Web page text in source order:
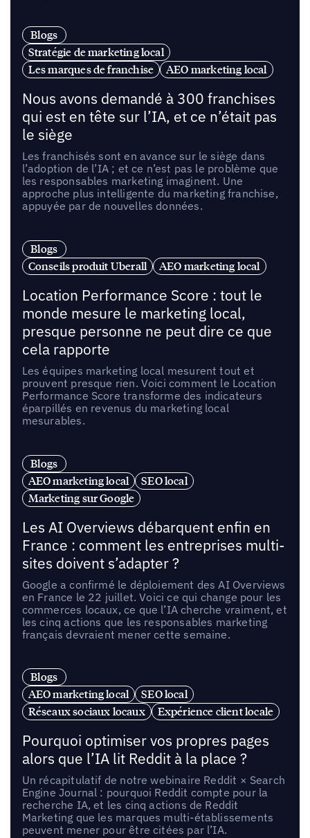
Blogs
Stratégie de marketing local
Les marques de franchise
AEO marketing local
Nous avons demandé à 300 franchises
qui est en tête sur l’IA, et ce n’était pas
le siège
Les franchisés sont en avance sur le siège dans
l’adoption de l’IA ; et ce n’est pas le problème que
les responsables marketing imaginent. Une
approche plus intelligente du marketing franchise,
appuyée par de nouvelles données.
Blogs
Conseils produit Uberall
AEO marketing local
Location Performance Score : tout le
monde mesure le marketing local,
presque personne ne peut dire ce que
cela rapporte
Les équipes marketing local mesurent tout et
prouvent presque rien. Voici comment le Location
Performance Score transforme des indicateurs
éparpillés en revenus du marketing local
mesurables.
Blogs
AEO marketing local
SEO local
Marketing sur Google
Les AI Overviews débarquent enfin en
France : comment les entreprises multi-
sites doivent s’adapter ?
Google a confirmé le déploiement des AI Overviews
en France le 22 juillet. Voici ce qui change pour les
commerces locaux, ce que l’IA cherche vraiment, et
les cinq actions que les responsables marketing
français devraient mener cette semaine.
Blogs
AEO marketing local
SEO local
Réseaux sociaux locaux
Expérience client locale
Pourquoi optimiser vos propres pages
alors que l’IA lit Reddit à la place ?
Un récapitulatif de notre webinaire Reddit × Search
Engine Journal : pourquoi Reddit compte pour la
recherche IA, et les cinq actions de Reddit
Marketing que les marques multi-établissements
peuvent mener pour être citées par l’IA.